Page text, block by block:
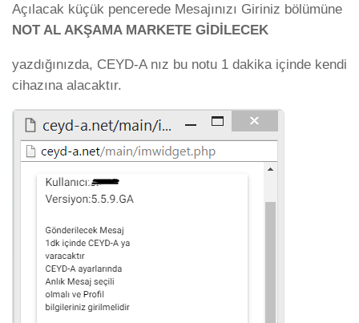
Açılacak küçük pencerede Mesajınızı Giriniz bölümüne
NOT AL AKŞAMA MARKETE GİDİLECEK
yazdığınızda, CEYD-A nız bu notu 1 dakika içinde kendi
cihazına alacaktır.